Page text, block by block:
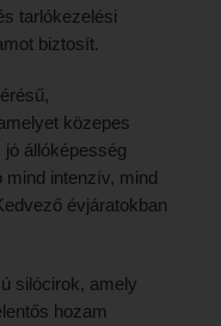
tarlókezelési
biztosít.
közepes
állóképesség
mind intenzív, mind
évjáratokban
silócirok, amely
hozam